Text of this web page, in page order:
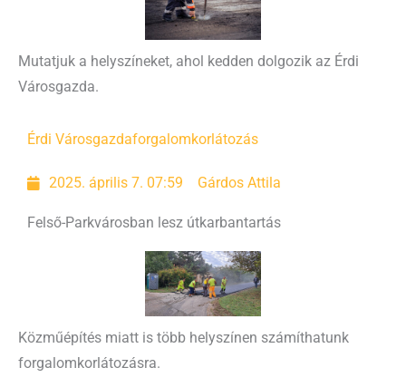
Mutatjuk a helyszíneket, ahol kedden dolgozik az Érdi
Városgazda.
Érdi Városgazdaforgalomkorlátozás
2025. április 7. 07:59 Gárdos Attila
Felső-Parkvárosban lesz útkarbantartás
Közműépítés miatt is több helyszínen számíthatunk
forgalomkorlátozásra.